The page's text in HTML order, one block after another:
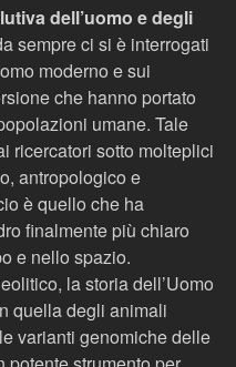
dell’uomo e degli
sempre ci si è interrogati
moderno e sui
che hanno portato
umane. Tale
ricercatori sotto molteplici
antropologico e
è quello che ha
finalmente più chiaro
e nello spazio.
la storia dell’Uomo
quella degli animali
varianti genomiche delle